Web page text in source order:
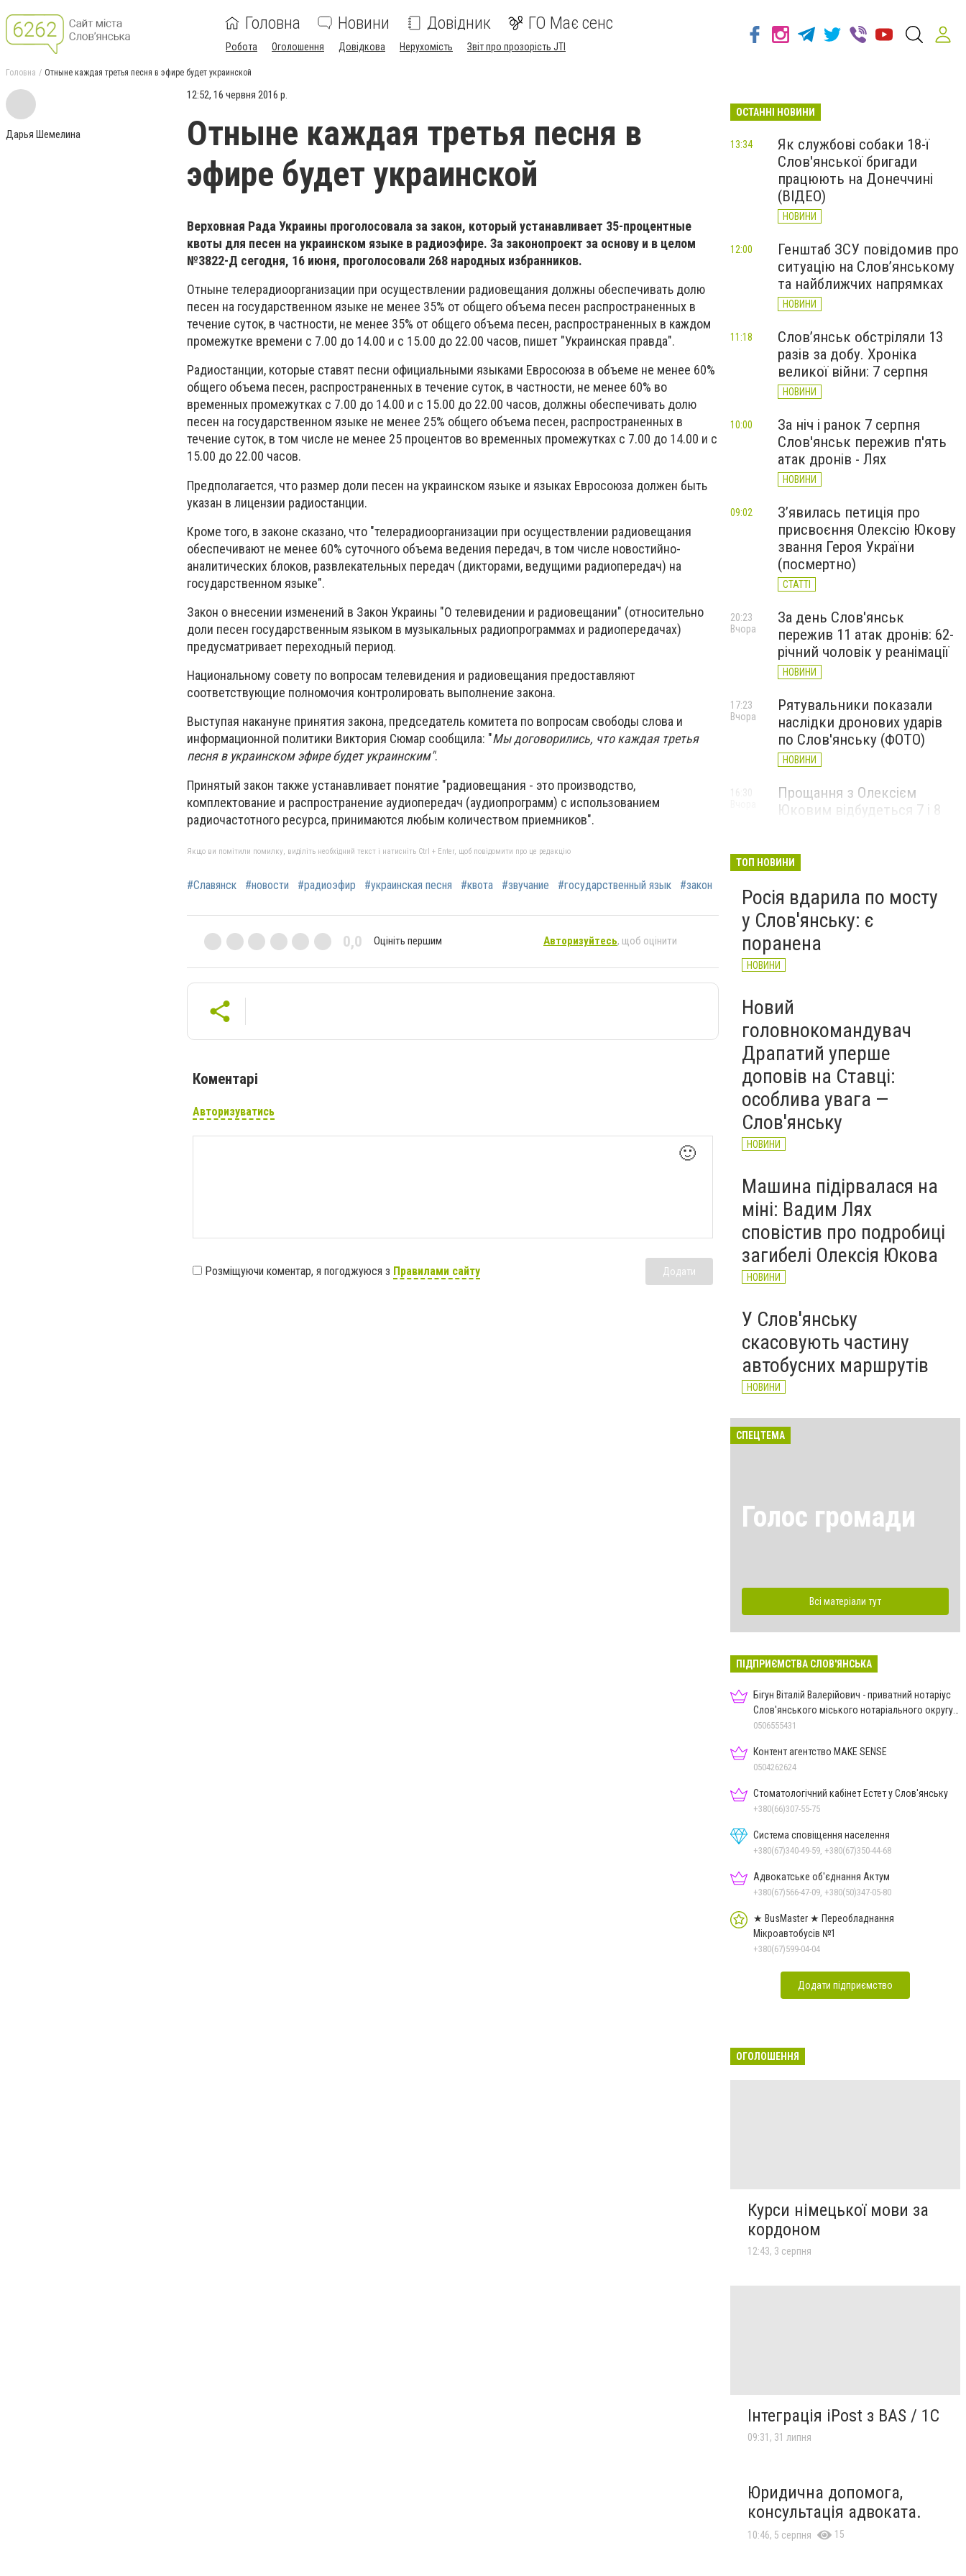
Головна Новини Довідник ГО Має сенс
Робота Оголошення Довідкова Нерухомість Звіт про прозорість JTI
Головна Отныне каждая третья песня в эфире будет украинской
Дарья Шемелина
12:52, 16 червня 2016 р.
Отныне каждая третья песня в
эфире будет украинской
Верховная Рада Украины проголосовала за закон, который устанавливает 35-процентные
квоты для песен на украинском языке в радиоэфире. За законопроект за основу и в целом
№3822-Д сегодня, 16 июня, проголосовали 268 народных избранников.
Отныне телерадиоорганизации при осуществлении радиовещания должны обеспечивать долю
песен на государственном языке не менее 35% от общего объема песен распространенных в
течение суток, в частности, не менее 35% от общего объема песен, распространенных в каждом
промежутке времени с 7.00 до 14.00 и с 15.00 до 22.00 часов, пишет "Украинская правда".
Радиостанции, которые ставят песни официальными языками Евросоюза в объеме не менее 60%
общего объема песен, распространенных в течение суток, в частности, не менее 60% во
временных промежутках с 7.00 до 14.00 и с 15.00 до 22.00 часов, должны обеспечивать долю
песен на государственном языке не менее 25% общего объема песен, распространенных в
течение суток, в том числе не менее 25 процентов во временных промежутках с 7.00 до 14.00 и с
15.00 до 22.00 часов.
Предполагается, что размер доли песен на украинском языке и языках Евросоюза должен быть
указан в лицензии радиостанции.
Кроме того, в законе сказано, что "телерадиоорганизации при осуществлении радиовещания
обеспечивают не менее 60% суточного объема ведения передач, в том числе новостийно-
аналитических блоков, развлекательных передач (дикторами, ведущими радиопередач) на
государственном языке".
Закон о внесении изменений в Закон Украины "О телевидении и радиовещании" (относительно
доли песен государственным языком в музыкальных радиопрограммах и радиопередачах)
предусматривает переходный период.
Национальному совету по вопросам телевидения и радиовещания предоставляют
соответствующие полномочия контролировать выполнение закона.
Выступая накануне принятия закона, председатель комитета по вопросам свободы слова и
информационной политики Виктория Сюмар сообщила: "Мы договорились, что каждая третья
песня в украинском эфире будет украинским".
Принятый закон также устанавливает понятие "радиовещания - это производство,
комплектование и распространение аудиопередач (аудиопрограмм) с использованием
радиочастотного ресурса, принимаются любым количеством приемников".
Якщо ви помітили помилку, виділіть необхідний текст і натисніть Ctrl + Enter, щоб повідомити про це редакцію
#Славянск #новости #радиоэфир #украинская песня #квота #звучание #государственный язык #закон
0,0 Оцініть першим Авторизуйтесь, щоб оцінити
Коментарі
Авторизуватись
🙂
Розміщуючи коментар, я погоджуюся з Правилами сайту Додати
ОСТАННІ НОВИНИ
Як службові собаки 18-ї
Слов'янської бригади
працюють на Донеччині
(ВІДЕО)
НОВИНИ
13:34
Генштаб ЗСУ повідомив про
ситуацію на Слов’янському
та найближчих напрямках
НОВИНИ
12:00
Слов’янськ обстріляли 13
разів за добу. Хроніка
великої війни: 7 серпня
НОВИНИ
11:18
За ніч і ранок 7 серпня
Слов'янськ пережив п'ять
атак дронів - Лях
НОВИНИ
10:00
З’явилась петиція про
присвоєння Олексію Юкову
звання Героя України
(посмертно)
СТАТТІ
09:02
За день Слов'янськ
пережив 11 атак дронів: 62-
річний чоловік у реанімації
НОВИНИ
20:23
Вчора
Рятувальники показали
наслідки дронових ударів
по Слов'янську (ФОТО)
НОВИНИ
17:23
Вчора
Прощання з Олексієм
Юковим відбудеться 7 і 8
ТОП НОВИНИ
Росія вдарила по мосту
у Слов'янську: є
поранена
НОВИНИ
Новий
головнокомандувач
Драпатий уперше
доповів на Ставці:
особлива увага —
Слов'янську
НОВИНИ
Машина підірвалася на
міні: Вадим Лях
сповістив про подробиці
загибелі Олексія Юкова
НОВИНИ
У Слов'янську
скасовують частину
автобусних маршрутів
НОВИНИ
СПЕЦТЕМА
Голос громади
Всі матеріали тут
ПІДПРИЄМСТВА СЛОВ'ЯНСЬКА
Бігун Віталій Валерійович - приватний нотаріус
Слов'янського міського нотаріального округу
Дон.обл.
0506555431
Контент агентство MAKE SENSE
0504262624
Стоматологічний кабінет Естет у Слов'янську
+380(66)307-55-75
Система сповіщення населення
+380(67)340-49-59, +380(67)350-44-68
Адвокатське об'єднання Актум
+380(67)566-47-09, +380(50)347-05-80
★ BusMaster ★ Переобладнання
Мікроавтобусів №1
+380(67)599-04-04
Додати підприємство
ОГОЛОШЕННЯ
Курси німецької мови за
кордоном
12:43, 3 серпня
Інтеграція iPost з BAS / 1С
09:31, 31 липня
Юридична допомога,
консультація адвоката.
10:46, 5 серпня 15